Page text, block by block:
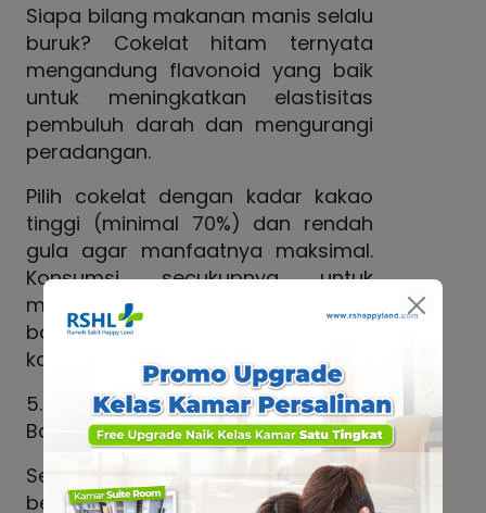
Siapa bilang makanan manis selalu
buruk? Cokelat hitam ternyata
mengandung flavonoid yang baik
untuk meningkatkan elastisitas
pembuluh darah dan mengurangi
peradangan.
Pilih cokelat dengan kadar kakao
tinggi (minimal 70%) dan rendah
gula agar manfaatnya maksimal.
Konsumsi secukupnya untuk
mendapatkan manfaat cokelat
bagi jantung tanpa menambah
kalori berlebih.
5. Jaga Kesehatan Mental dan
Banyak Tertawa
Selain fisik, kesehatan mental juga
berperan besar dalam menjaga